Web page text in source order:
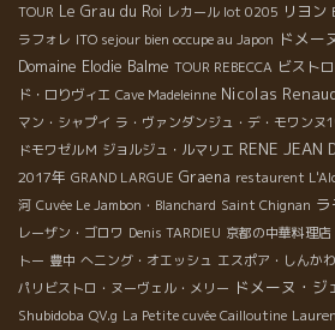
TOUR Le Grau du Roi レカール lot 0205 リヨン
ラフォレ ITO sejour bien occupe au Japon ドメー
Domaine Elodie Balme TOUR REBECCA ビスト
ド・ロりヴィエ Cave Madeleinne Nicolas
マン・シャプイ ラ・ヴァンダンジュ・デ・モワンヌ
ドモワゼルＭ ジョルジュ・ルマリエ RENE JEAN
2017年 GRAND LARGUE Graena restaurent
河 Cuvée Le Jambon・Blanchard Saint Chignan
レーザン・ゴロワ Denis TARDIEU 京都の中華料理店
トー 豊中 へニング・オエッシュ エスポア・しんかわ
パリビストロ・ヌーヴェル・メリー ドメーヌ・
Shubidoba QV.g La Petite cuvée Cailloutine